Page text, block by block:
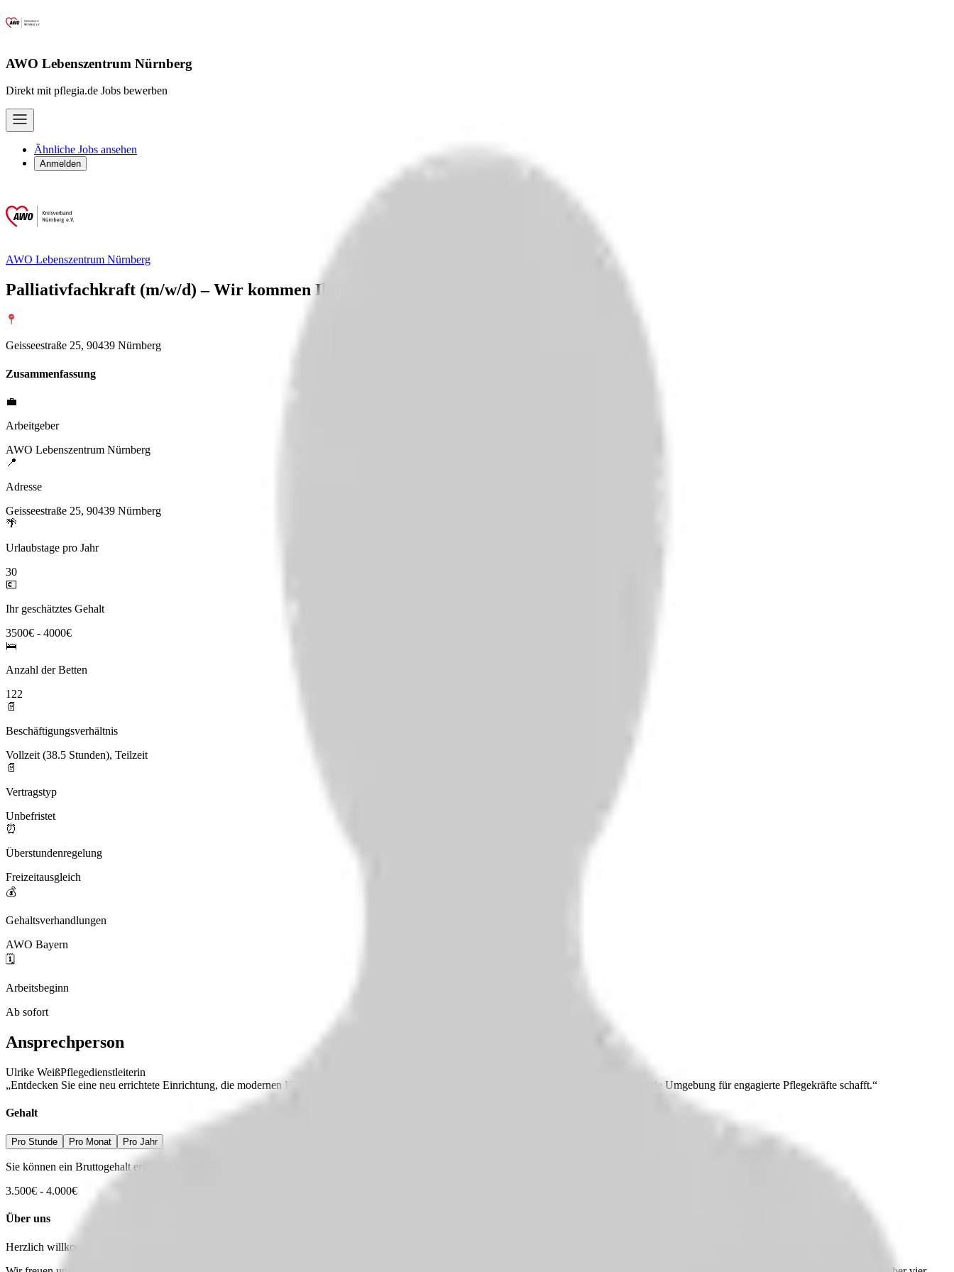
AWO Lebenszentrum Nürnberg
Direkt mit pflegia.de Jobs bewerben
Ähnliche Jobs ansehen
Anmelden
AWO Lebenszentrum Nürnberg
Palliativfachkraft (m/w/d) – Wir kommen Ihnen mit Wertschätzung entgegen!
Geisseestraße 25, 90439 Nürnberg
Zusammenfassung
💼
Arbeitgeber
AWO Lebenszentrum Nürnberg
📍
Adresse
Geisseestraße 25, 90439 Nürnberg
🌴
Urlaubstage pro Jahr
30
💶
Ihr geschätztes Gehalt
3500€ - 4000€
🛌
Anzahl der Betten
122
📄
Beschäftigungsverhältnis
Vollzeit (38.5 Stunden), Teilzeit
📄
Vertragstyp
Unbefristet
⏰
Überstundenregelung
Freizeitausgleich
💰
Gehaltsverhandlungen
AWO Bayern
🗓️
Arbeitsbeginn
Ab sofort
Ansprechperson
Ulrike WeißPflegedienstleiterin
„Entdecken Sie eine neu errichtete Einrichtung, die modernen Komfort mit einem zukunftsweisenden Konzept vereint und damit eine inspirierende Umgebung für engagierte Pflegekräfte schafft.“
Gehalt
Pro Stunde Pro Monat Pro Jahr
Sie können ein Bruttogehalt erwarten von
3.500€ - 4.000€
Über uns
Herzlich willkommen im AWO Lebenszentrum Nürnberg!